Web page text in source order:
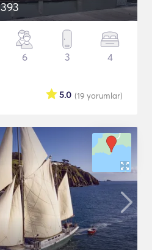
6 3 4
(19 yorumlar)
5.0